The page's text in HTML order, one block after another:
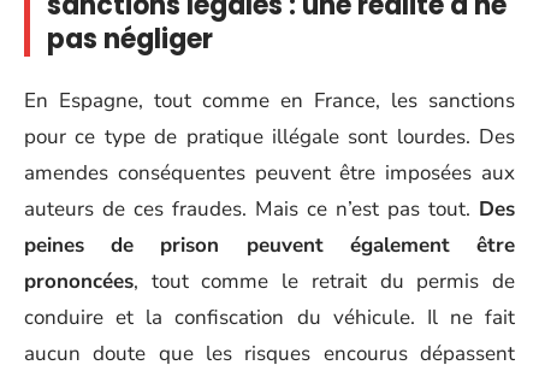
pas négliger
En Espagne, tout comme en France, les sanctions
pour ce type de pratique illégale sont lourdes. Des
amendes conséquentes peuvent être imposées aux
auteurs de ces fraudes. Mais ce n’est pas tout. Des
peines de prison peuvent également être
prononcées, tout comme le retrait du permis de
conduire et la confiscation du véhicule. Il ne fait
aucun doute que les risques encourus dépassent